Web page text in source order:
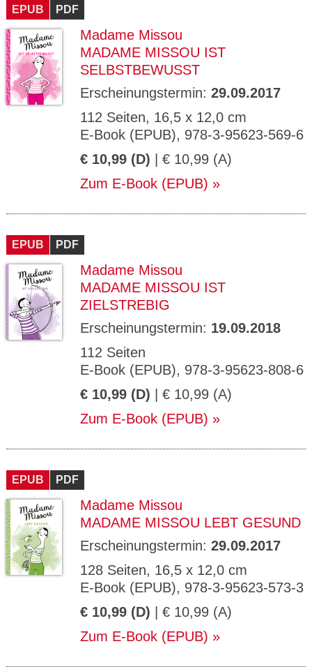
EPUB PDF
Madame Missou
MADAME MISSOU IST
SELBSTBEWUSST
Erscheinungstermin: 29.09.2017
112 Seiten, 16,5 x 12,0 cm
E-Book (EPUB), 978-3-95623-569-6
€ 10,99 (D) | € 10,99 (A)
Zum E-Book (EPUB)
EPUB PDF
Madame Missou
MADAME MISSOU IST
ZIELSTREBIG
Erscheinungstermin: 19.09.2018
112 Seiten
E-Book (EPUB), 978-3-95623-808-6
€ 10,99 (D) | € 10,99 (A)
Zum E-Book (EPUB)
EPUB PDF
Madame Missou
MADAME MISSOU LEBT GESUND
Erscheinungstermin: 29.09.2017
128 Seiten, 16,5 x 12,0 cm
E-Book (EPUB), 978-3-95623-573-3
€ 10,99 (D) | € 10,99 (A)
Zum E-Book (EPUB)